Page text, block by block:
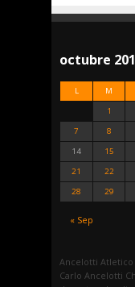
octubre
L M
« Sep
1
7
8
14
15
21
22
28
29
Ancelotti
Carlo Ancelotti